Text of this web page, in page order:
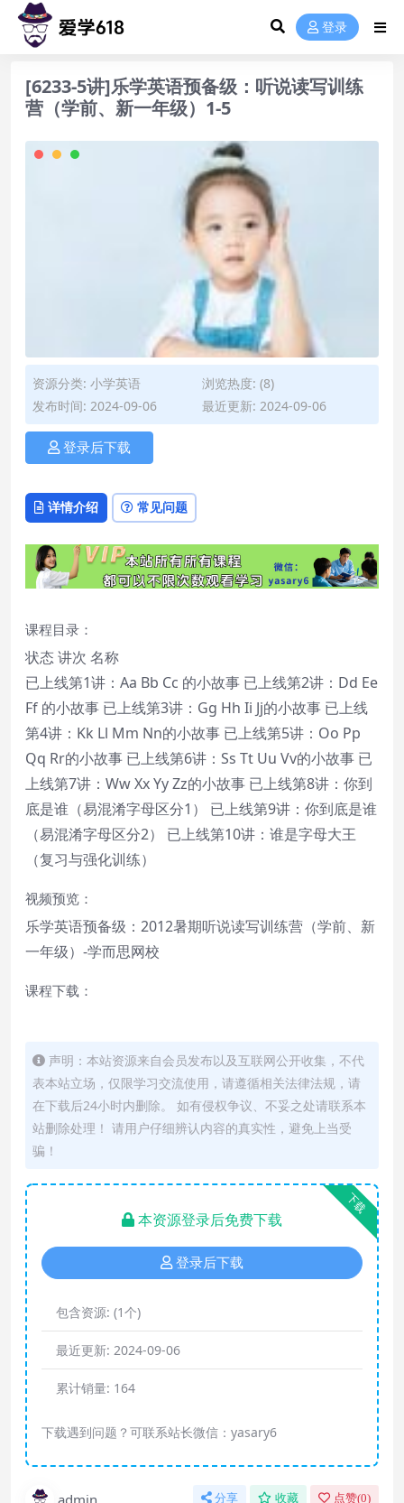
登录
[6233-5讲]乐学英语预备级：听说读写训练
营（学前、新一年级）1-5
资源分类: 小学英语
浏览热度: (8)
发布时间: 2024-09-06
最近更新: 2024-09-06
登录后下载
详情介绍 常见问题
课程目录：
状态 讲次 名称
已上线第1讲：Aa Bb Cc 的小故事 已上线第2讲：Dd Ee
Ff 的小故事 已上线第3讲：Gg Hh Ii Jj的小故事 已上线
第4讲：Kk Ll Mm Nn的小故事 已上线第5讲：Oo Pp
Qq Rr的小故事 已上线第6讲：Ss Tt Uu Vv的小故事 已
上线第7讲：Ww Xx Yy Zz的小故事 已上线第8讲：你到
底是谁（易混淆字母区分1） 已上线第9讲：你到底是谁
（易混淆字母区分2） 已上线第10讲：谁是字母大王
（复习与强化训练）
视频预览：
乐学英语预备级：2012暑期听说读写训练营（学前、新
一年级）-学而思网校
课程下载：
声明：本站资源来自会员发布以及互联网公开收集，不代
表本站立场，仅限学习交流使用，请遵循相关法律法规，请
在下载后24小时内删除。 如有侵权争议、不妥之处请联系本
站删除处理！ 请用户仔细辨认内容的真实性，避免上当受
骗！
下载
本资源登录后免费下载
登录后下载
包含资源: (1个)
最近更新: 2024-09-06
累计销量: 164
下载遇到问题？可联系站长微信：yasary6
admin 分享 收藏 点赞(0)